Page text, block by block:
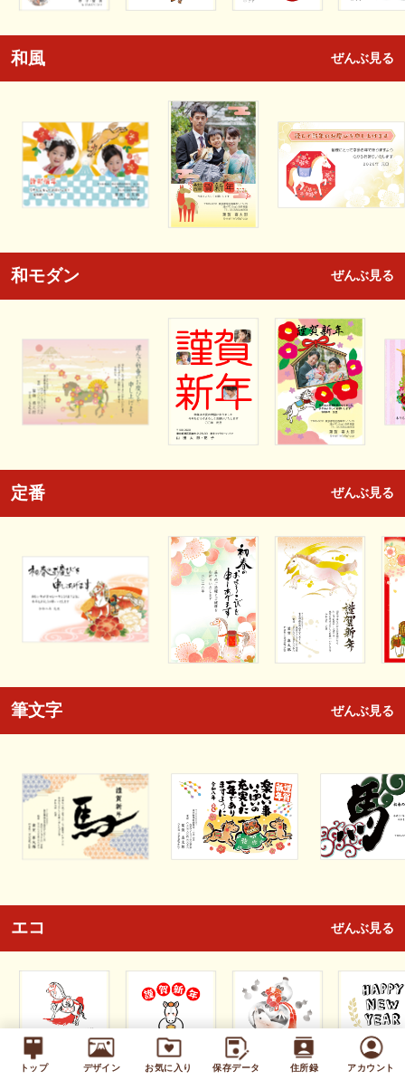
トップ デザイン お気に入り 保存データ 住所録 アカウント
和風 ぜんぶ見る
和モダン ぜんぶ見る
定番 ぜんぶ見る
筆文字 ぜんぶ見る
エコ ぜんぶ見る